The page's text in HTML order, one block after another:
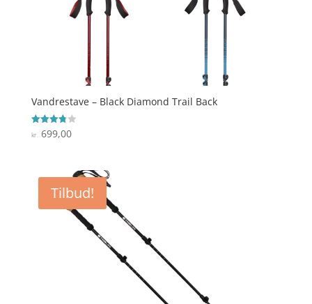
Vandrestave – Black Diamond Trail Back
Vurderet
3.8
kr. 699,00
Tilbud!